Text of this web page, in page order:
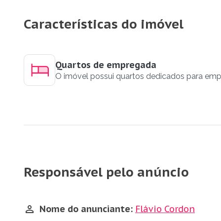
Características do imóvel
Quartos de empregada
O imóvel possui quartos dedicados para
Responsável pelo anúncio
Nome do anunciante: Flávio Cordon